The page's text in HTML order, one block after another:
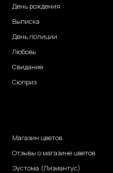
День рождения
Выписка
День полиции
Любовь
Свидание
Сюприз
Магазин цветов
Отзывы о магазине цветов
Эустома (Лизиантус)